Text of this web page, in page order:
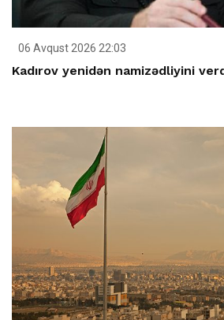
06 Avqust 2026 22:03
Kadırov yenidən namizədliyini